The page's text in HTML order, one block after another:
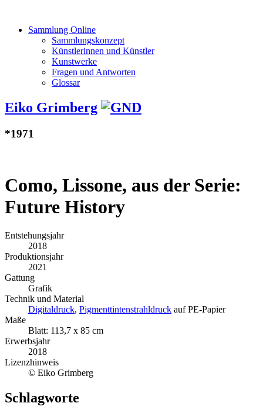
Sammlung Online
Sammlungskonzept
Künstlerinnen und Künstler
Kunstwerke
Fragen und Antworten
Glossar
Eiko Grimberg
*1971
Como, Lissone, aus der Serie:
Future History
Entstehungsjahr
2018
Produktionsjahr
2021
Gattung
Grafik
Technik und Material
Digitaldruck, Pigmenttintenstrahldruck auf PE-Papier
Maße
Blatt: 113,7 x 85 cm
Erwerbsjahr
2018
Lizenzhinweis
© Eiko Grimberg
Schlagworte